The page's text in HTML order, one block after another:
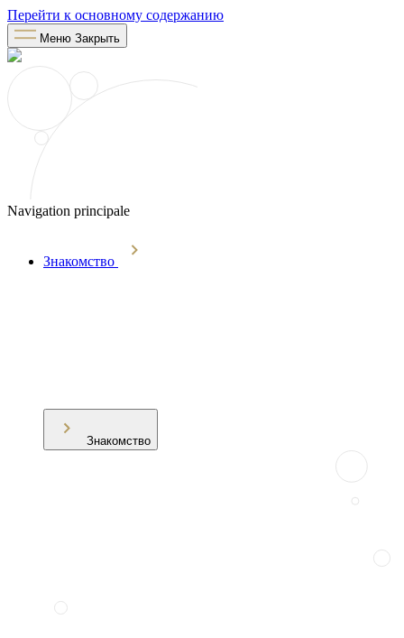
Перейти к основному содержанию
Меню Закрыть
Navigation principale
Знакомство
Знакомство